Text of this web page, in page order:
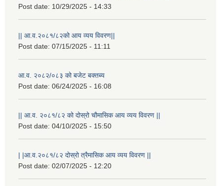
Post date: 10/29/2025 - 14:33
|| आ.व.२०८१/८२को आय व्यय विवरण||
Post date: 07/15/2025 - 11:11
आ.व. २०८२/०८३ को बजेट बक्तब्य
Post date: 06/24/2025 - 16:08
|| आ.व. २०८१/८२ को दोस्रो चौमासिक आय व्यय विवरण ||
Post date: 04/10/2025 - 15:50
| |आ.व.२०८१/८२ दोस्रो त्रैमासिक आय व्यय विवरण ||
Post date: 02/07/2025 - 12:20